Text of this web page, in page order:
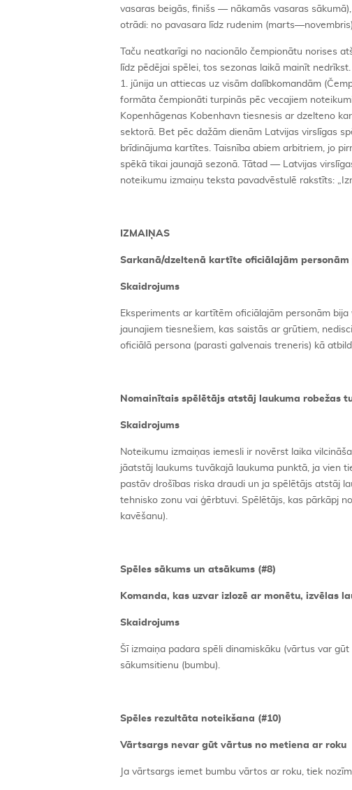
vasaras beigās, finišs — nākamās vasaras
otrādi: no pavasara līdz rudenim
Taču neatkarīgi no nacionālo čempionātu norises
līdz pēdējai spēlei, tos sezonas laikā mainīt
1. jūnija un attiecas uz visām dalībkomandām
formāta čempionāti turpinās pēc vecajiem
Kopenhāgenas Kobenhavn tiesnesis ar dzelteno
sektorā. Bet pēc dažām dienām Latvijas virslīgas
brīdinājuma kartītes. Taisnība abiem arbitriem, jo
spēkā tikai jaunajā sezonā. Tātad — Latvijas
noteikumu izmaiņu teksta pavadvēstulē rakstīts:
IZMAIŅAS
Sarkanā/dzeltenā kartīte oficiālajām personām
Skaidrojums
Eksperiments ar kartītēm oficiālajām personām
jaunajiem tiesnešiem, kas saistās ar grūtiem,
oficiālā persona (parasti galvenais treneris) kā
Nomainītais spēlētājs atstāj laukuma robežas
Skaidrojums
Noteikumu izmaiņas iemesli ir novērst laika
jāatstāj laukums tuvākajā laukuma punktā, ja vien
pastāv drošības riska draudi un ja spēlētājs atstāj
tehnisko zonu vai ģērbtuvi. Spēlētājs, kas pārkāpj
kavēšanu).
Spēles sākums un atsākums (#8)
Komanda, kas uzvar izlozē ar monētu, izvēlas
Skaidrojums
Šī izmaiņa padara spēli dinamiskāku (vārtus var
sākumsitienu (bumbu).
Spēles rezultāta noteikšana (#10)
Vārtsargs nevar gūt vārtus no metiena ar roku
Ja vārtsargs iemet bumbu vārtos ar roku, tiek